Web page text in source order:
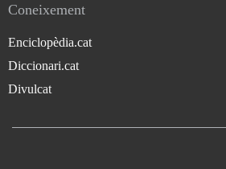
Coneixement
Enciclopèdia.cat
Diccionari.cat
Divulcat